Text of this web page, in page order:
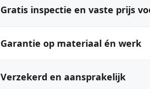
Gratis inspectie en vaste prijs
Garantie op materiaal én werk
Verzekerd en aansprakelijk